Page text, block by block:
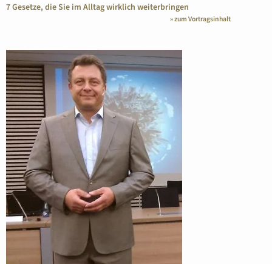
7 Gesetze, die Sie im Alltag wirklich weiterbringen
» zum Vortragsinhalt